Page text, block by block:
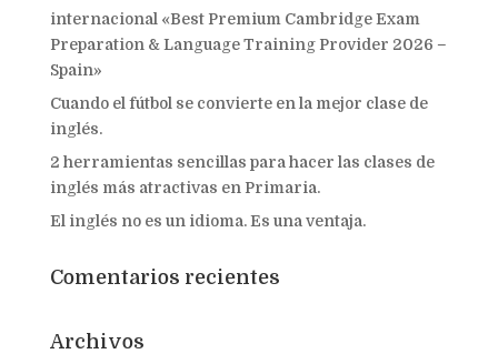
internacional «Best Premium Cambridge Exam
Preparation & Language Training Provider 2026 –
Spain»
Cuando el fútbol se convierte en la mejor clase de
inglés.
2 herramientas sencillas para hacer las clases de
inglés más atractivas en Primaria.
El inglés no es un idioma. Es una ventaja.
Comentarios recientes
Archivos